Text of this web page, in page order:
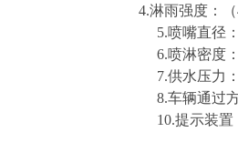
4.淋雨强度：（
5.喷嘴直径
6.喷淋密度
7.供水压力
8.车辆通过
10.提示装